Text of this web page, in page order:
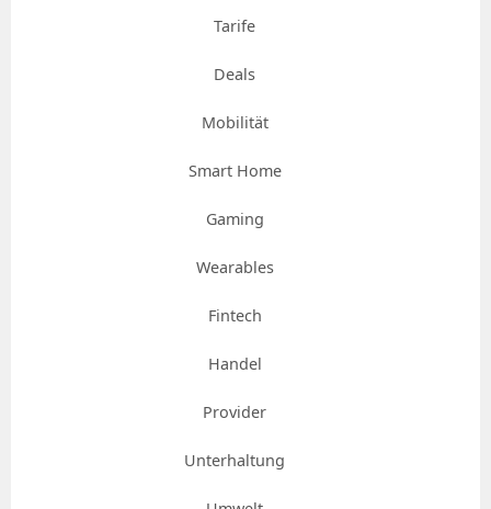
Tarife
Deals
Mobilität
Smart Home
Gaming
Wearables
Fintech
Handel
Provider
Unterhaltung